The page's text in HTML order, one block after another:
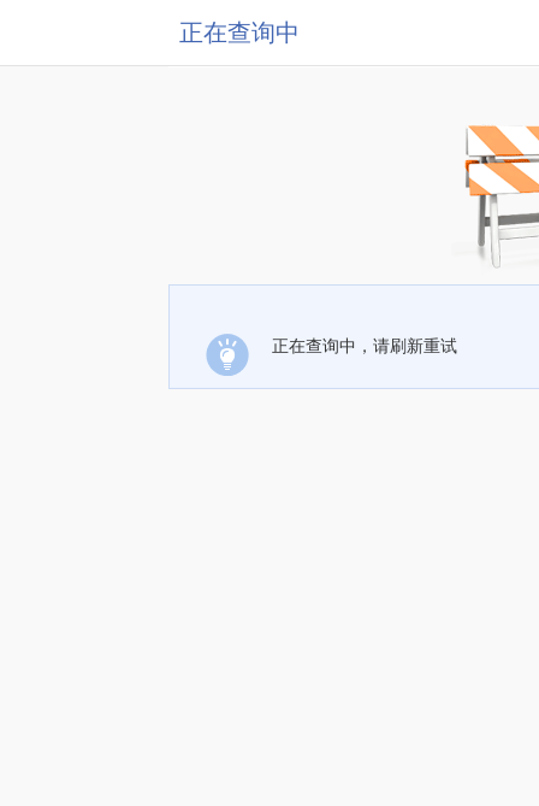
正在查询中
正在查询中，请刷新重试